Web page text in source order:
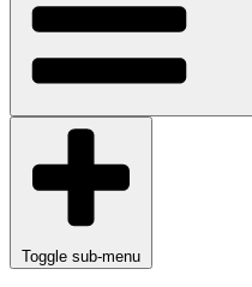
Toggle sub-menu